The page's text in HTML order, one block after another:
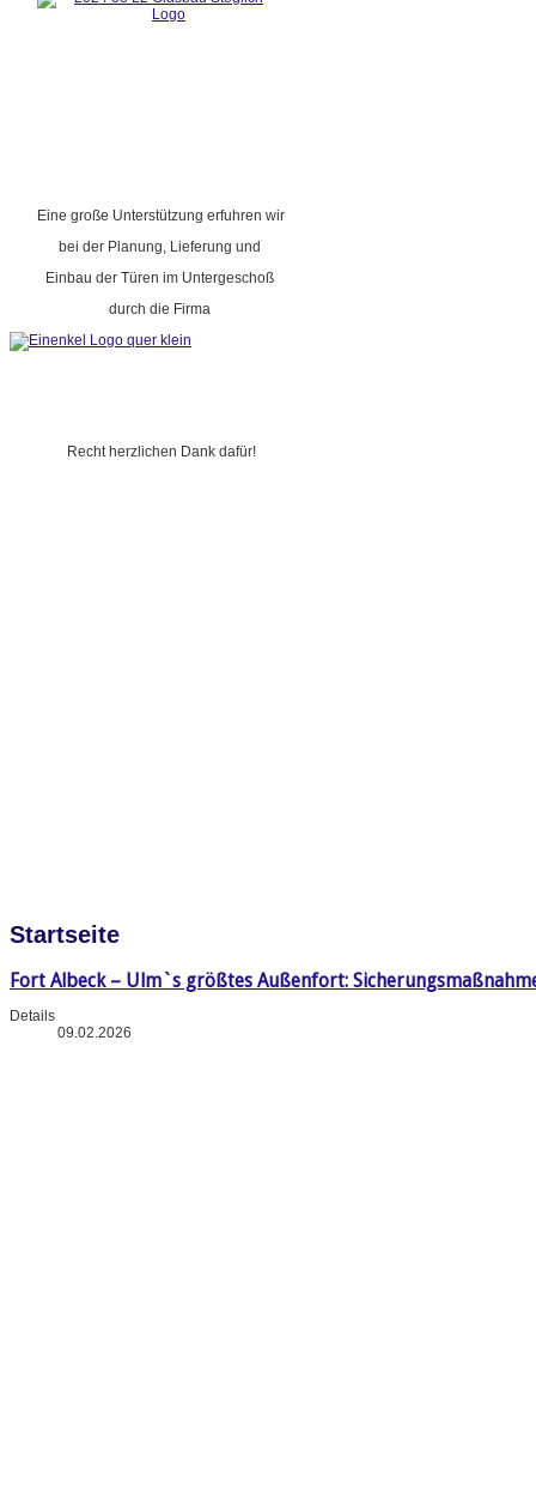
Eine große Unterstützung erfuhren wir
bei der Planung, Lieferung und
Einbau der Türen im Untergeschoß
durch die Firma
Recht herzlichen Dank dafür!
Startseite
Fort Albeck – Ulm`s größtes Außenfort:
Details
09.02.2026